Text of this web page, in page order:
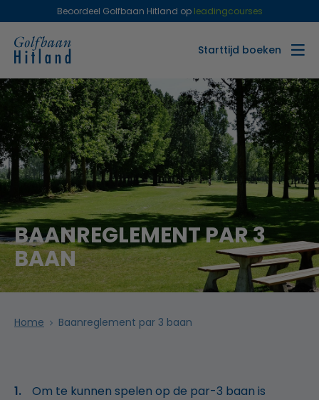
Beoordeel Golfbaan Hitland op leadingcourses
Starttijd boeken
BAANREGLEMENT PAR 3
BAAN
Home Baanreglement par 3 baan
Om te kunnen spelen op de par-3 baan is